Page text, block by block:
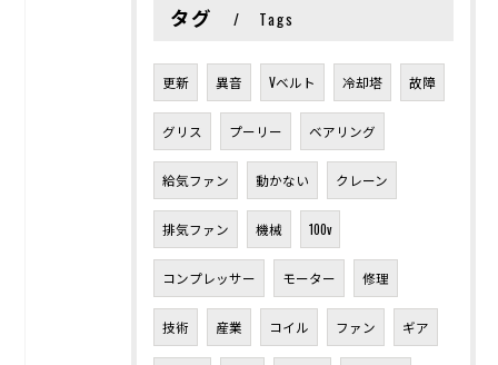
タグ Tags
更新 異音 Vベルト 冷却塔 故障
グリス プーリー ベアリング
給気ファン 動かない クレーン
排気ファン 機械 100v
コンプレッサー モーター 修理
技術 産業 コイル ファン ギア